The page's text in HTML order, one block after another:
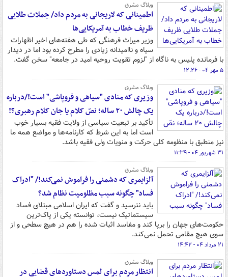
وبلاگ مشرق
اطمینانی که لاریجانی به مردم داد/ جملات طلایی
ظریف خطاب به آمریکایی‌ها
وزیر میراث فرهنگی که طی هفته‌های اخیر اظهارات
سیاه‌ و ناامیدانه زیادی را مطرح کرده بود اما در دیدار
با فرمانده پلیس به ناگاه از "لزوم تقویت روحیه امید در جامعه" سخن گفت.
۵ مهر ۰۴ - ۱۲:۲۶
وبلاگ مشرق
وزیری که منادی "سیاهی و فروپاشی" است!/درباره
یک چالش ۲۰ ساله؛ نصّ کلام یا جان کلام رهبری؟!
تأکید بر تبعیت سیاسی از ولایت فقیه بسیار خوب
است اما به این شرط که کارنامه‌ها و مواضع همه ما
نیز منطبق با منظومه کلی حرکت و منویات ولی فقیه باشد.
۳۱ شهریور ۰۴ - ۱۱:۳۹
وبلاگ مشرق
آلزایمری که دشمنی را فراموش نمی‌کند!/ "ادراک
فساد" چگونه سبب مظلومیت نظام شد؟
باید نترسید و گفت که ایران اسلامی مبتلای فساد
سیستماتیک نیست، توانسته یکی از پاک‌ترین
حکومت‌های جهان را برپا کند و مفاسد اثبات شده را هم در هیچ سطحی و از
سوی هیچ مقامی تحمل نمی‌کند.
۲۱ مرداد ۰۴ - ۱۴:۴۲
وبلاگ مشرق
انتظار مردم برای لمس دستاوردهای قضایی در